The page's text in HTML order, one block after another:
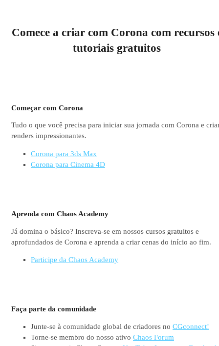
Comece a criar com Corona com recursos
tutoriais gratuitos
Começar com Corona
Tudo o que você precisa para iniciar sua jornada com Corona e
renders impressionantes.
Corona para 3ds Max
Corona para Cinema 4D
Aprenda com Chaos Academy
Já domina o básico? Inscreva-se em nossos cursos gratuitos e
aprofundados de Corona e aprenda a criar cenas do início ao fim.
Participe da Chaos Academy
Faça parte da comunidade
Junte-se à comunidade global de criadores no CGconnect!
Torne-se membro do nosso ativo Chaos Forum